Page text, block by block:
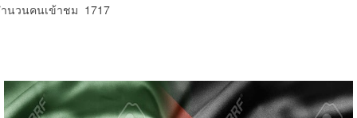
นวนคนเข้าชม 1717